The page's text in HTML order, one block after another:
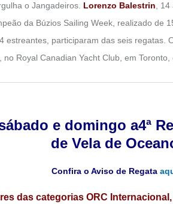
o Jangadeiros. Lorenzo Balestrin ,
da Búzios Sailing Week, realizado de
estreantes, participaram das seis regatas.
no Royal Canadian Yacht Club, em
e domingo a4ª
de Vela de
Confira o Aviso de Regata
das categorias ORC Internacional,